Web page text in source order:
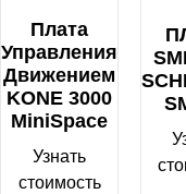
Плата
Управления
Движением
KONE 3000
MiniSpace
Узнать
стоимость